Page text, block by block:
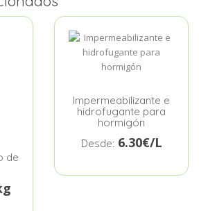
de
Impermeabilizante e
hidrofugante para
hormigón
Desde: 6.30€/L